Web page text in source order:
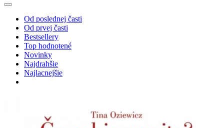
Od poslednej časti
Od prvej časti
Bestsellery
Top hodnotené
Novinky
Najdrahšie
Najlacnejšie